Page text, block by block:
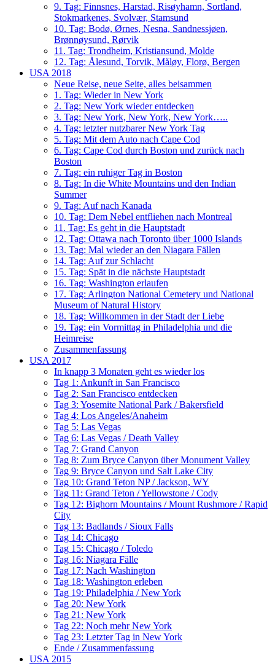
9. Tag: Finnsnes, Harstad, Risøyhamn, Sortland,
Stokmarkenes, Svolvær, Stamsund
10. Tag: Bodø, Ørnes, Nesna, Sandnessjøen,
Brønnøysund, Rørvik
11. Tag: Trondheim, Kristiansund, Molde
12. Tag: Ålesund, Torvik, Måløy, Florø, Bergen
USA 2018
Neue Reise, neue Seite, alles beisammen
1. Tag: Wieder in New York
2. Tag: New York wieder entdecken
3. Tag: New York, New York, New York…..
4. Tag: letzter nutzbarer New York Tag
5. Tag: Mit dem Auto nach Cape Cod
6. Tag: Cape Cod durch Boston und zurück nach
Boston
7. Tag: ein ruhiger Tag in Boston
8. Tag: In die White Mountains und den Indian
Summer
9. Tag: Auf nach Kanada
10. Tag: Dem Nebel entfliehen nach Montreal
11. Tag: Es geht in die Hauptstadt
12. Tag: Ottawa nach Toronto über 1000 Islands
13. Tag: Mal wieder an den Niagara Fällen
14. Tag: Auf zur Schlacht
15. Tag: Spät in die nächste Hauptstadt
16. Tag: Washington erlaufen
17. Tag: Arlington National Cemetery und National
Museum of Natural History
18. Tag: Willkommen in der Stadt der Liebe
19. Tag: ein Vormittag in Philadelphia und die
Heimreise
Zusammenfassung
USA 2017
In knapp 3 Monaten geht es wieder los
Tag 1: Ankunft in San Francisco
Tag 2: San Francisco entdecken
Tag 3: Yosemite National Park / Bakersfield
Tag 4: Los Angeles/Anaheim
Tag 5: Las Vegas
Tag 6: Las Vegas / Death Valley
Tag 7: Grand Canyon
Tag 8: Zum Bryce Canyon über Monument Valley
Tag 9: Bryce Canyon und Salt Lake City
Tag 10: Grand Teton NP / Jackson, WY
Tag 11: Grand Teton / Yellowstone / Cody
Tag 12: Bighorn Mountains / Mount Rushmore / Rapid
City
Tag 13: Badlands / Sioux Falls
Tag 14: Chicago
Tag 15: Chicago / Toledo
Tag 16: Niagara Fälle
Tag 17: Nach Washington
Tag 18: Washington erleben
Tag 19: Philadelphia / New York
Tag 20: New York
Tag 21: New York
Tag 22: Noch mehr New York
Tag 23: Letzter Tag in New York
Ende / Zusammenfassung
USA 2015